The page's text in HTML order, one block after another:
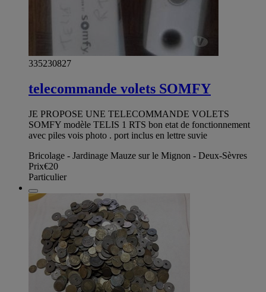
335230827
telecommande volets SOMFY
JE PROPOSE UNE TELECOMMANDE VOLETS
SOMFY modèle TELIS 1 RTS bon etat de fonctionnement
avec piles vois photo . port inclus en lettre suvie
Bricolage - Jardinage Mauze sur le Mignon - Deux-Sèvres
Prix€20
Particulier